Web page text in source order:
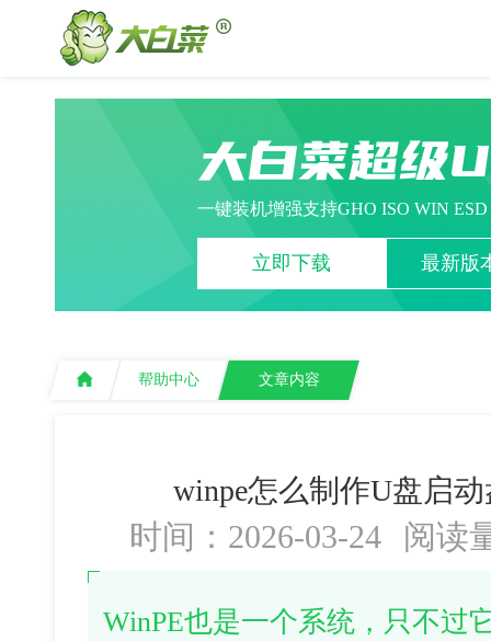
大白菜超级
一键装机增强支持GHO ISO WIN
立即下载 最新版
帮助中心 文章内容
winpe怎么制作U盘启
时间：2026-03-24 阅读
WinPE也是一个系统，只不过